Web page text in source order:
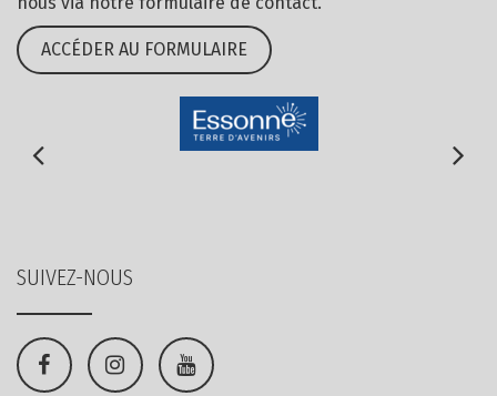
ACCÉDER AU FORMULAIRE
SUIVEZ-NOUS
Lien
Lien
Lien